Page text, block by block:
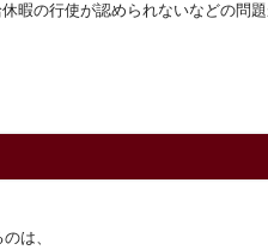
暇の行使が認められないなどの問題
は、